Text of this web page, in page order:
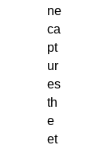
ne
ca
pt
ur
es
th
e
et